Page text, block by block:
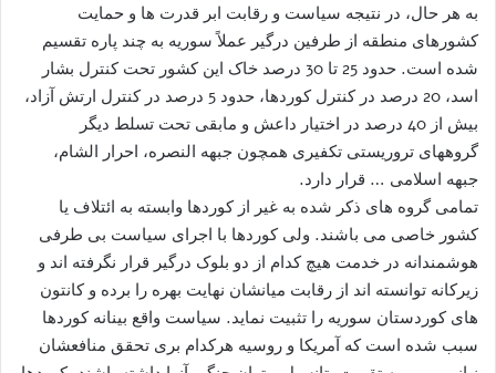
به هر حال، در نتیجه سیاست و رقابت ابر قدرت ها و حمایت
کشورهای منطقه از طرفین درگیر عملاً سوریه به چند پاره تقسیم
شده است. حدود 25 تا 30 درصد خاک این کشور تحت کنترل بشار
اسد، 20 درصد در کنترل کوردها، حدود 5 درصد در کنترل ارتش آزاد،
بیش از 40 درصد در اختیار داعش و مابقی تحت تسلط دیگر
گروههای تروریستی تکفیری همچون جبهه النصره، احرار الشام،
جبهه اسلامی … قرار دارد.
تمامی گروه های ذکر شده به غیر از کوردها وابسته به ائتلاف یا
کشور خاصی می باشند. ولی کوردها با اجرای سیاست بی طرفی
هوشمندانه در خدمت هیچ کدام از دو بلوک درگیر قرار نگرفته اند و
زیرکانه توانسته اند از رقابت میانشان نهایت بهره را برده و کانتون
های کوردستان سوریه را تثبیت نماید. سیاست واقع بینانه کوردها
سبب شده است که آمریکا و روسیه هرکدام بری تحقق منافعشان